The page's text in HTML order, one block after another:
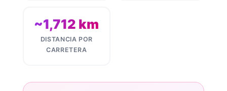
~1,712 km
DISTANCIA POR
CARRETERA